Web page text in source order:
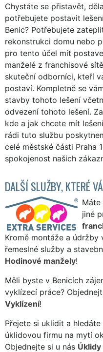
Chystáte se přistavět,
potřebujete postavit
Benic? Potřebujete
rekonstrukci domu nebo
pro tento účel mít
manželé z franchisové sítě
skuteční odborníci, kteří
postaví. Kompletně se
stavby tohoto lešení
odvezení tohoto lešení.
kde a jak chcete mít
rádi tuto službu
celé městské části Praha
spokojenost našich
DALŠÍ SLUŽBY, KTERÉ
Máte
jiné
Kromě montáže a údržby
řemeslné služby a
Hodinové manžely!
Měli byste v Benicích
vyklízecí práce?
Vyklízení!
Přejete si uklidit a
úklidovou firmu na mytí
Objednejte si u nás Úklidy